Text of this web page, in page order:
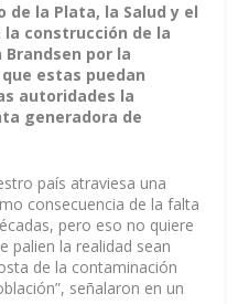
de la Plata, la Salud y el
construcción de la
por la
estas puedan
autoridades la
generadora de
país atraviesa una
consecuencia de la falta
pero eso no quiere
palien la realidad sean
de la contaminación
señalaron en un